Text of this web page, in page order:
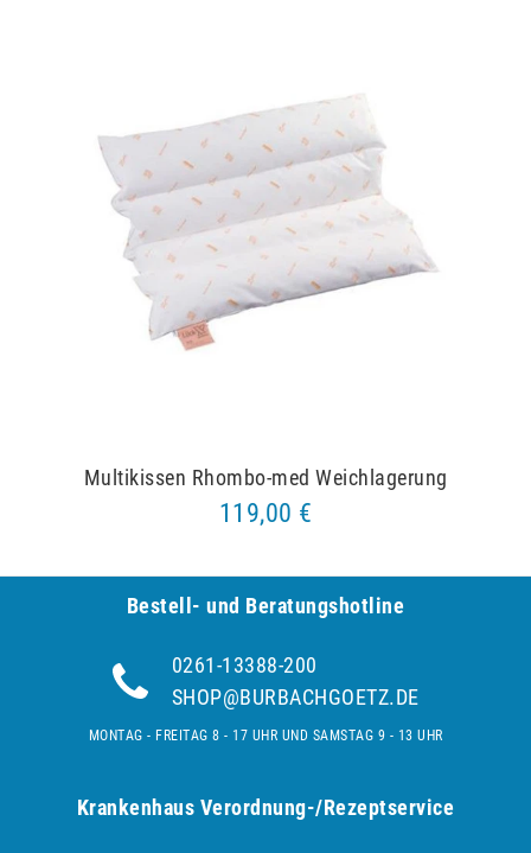
Multikissen Rhombo-med Weichlagerung
119,00 €
Bestell- und Be­ra­tungs­hot­line
0261-13388-200
SHOP@BURBACHGOETZ.DE
MONTAG - FREITAG 8 - 17 UHR UND SAMSTAG 9 - 13 UHR
Krankenhaus Verordnung-/Rezeptservice